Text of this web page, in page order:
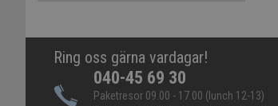
Ring oss gärna vardagar!
040-45 69 30
Paketresor 09.00 - 17.00 (lunch 12-13)